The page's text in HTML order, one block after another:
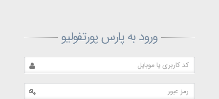
ورود به پارس پورتفولیو
ثبت‌نام پارس پورتفولیو
بازیابی رمز پارس پورتفولیو